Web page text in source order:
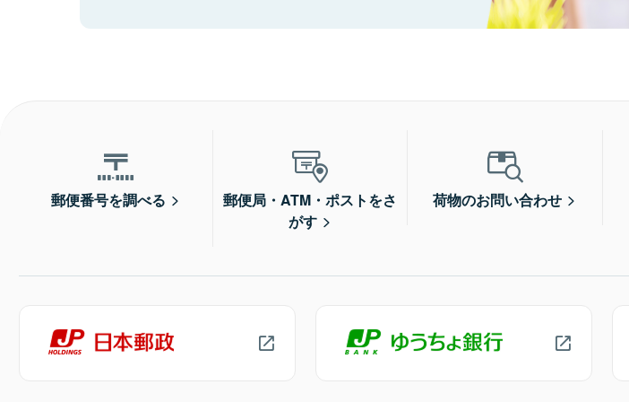
郵便番号を調べる
郵便局・ATM・ポストをさ
がす
荷物のお問い合わせ